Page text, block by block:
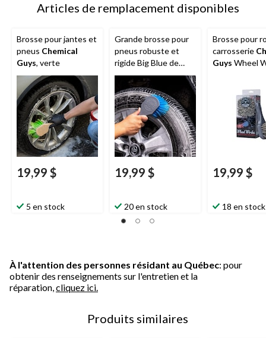
Articles de remplacement disponibles
Brosse pour jantes et
pneus Chemical
Guys, verte
19,99 $
5 en stock
Grande brosse pour
pneus robuste et
rigide Big Blue de
Chemical Guys
19,99 $
20 en stock
Brosse pour
carrosserie
Guys Wheel
19,99 $
18 en stock
À l'attention des personnes résidant au Québec: pour
obtenir des renseignements sur l'entretien et la
réparation,cliquez ici.
Produits similaires